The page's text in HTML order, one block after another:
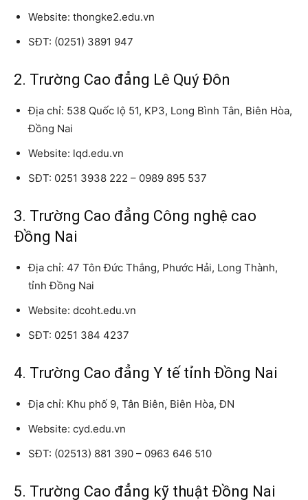
Website: thongke2.edu.vn
SĐT: (0251) 3891 947
2. Trường Cao đẳng Lê Quý Đôn
Địa chỉ: 538 Quốc lộ 51, KP3, Long Bình Tân, Biên Hòa,
Đồng Nai
Website: lqd.edu.vn
SĐT: 0251 3938 222 – 0989 895 537
3. Trường Cao đẳng Công nghệ cao
Đồng Nai
Địa chỉ: 47 Tôn Đức Thắng, Phước Hải, Long Thành,
tỉnh Đồng Nai
Website: dcoht.edu.vn
SĐT: 0251 384 4237
4. Trường Cao đẳng Y tế tỉnh Đồng Nai
Địa chỉ: Khu phố 9, Tân Biên, Biên Hòa, ĐN
Website: cyd.edu.vn
SĐT: (02513) 881 390 – 0963 646 510
5. Trường Cao đẳng kỹ thuật Đồng Nai